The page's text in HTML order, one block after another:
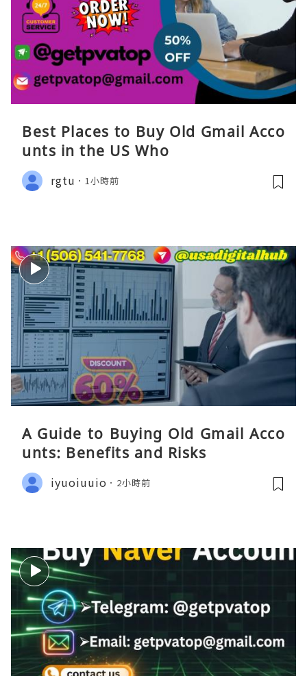
Best Places to Buy Old Gmail Acco
unts in the US Who
rgtu 1小時前
A Guide to Buying Old Gmail Acco
unts: Benefits and Risks
iyuoiuuio 2小時前